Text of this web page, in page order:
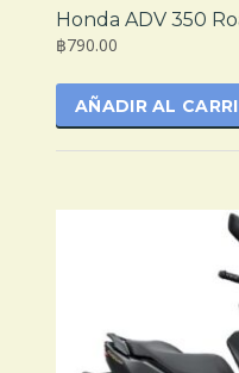
Honda ADV 350
฿790.00
AÑADIR AL